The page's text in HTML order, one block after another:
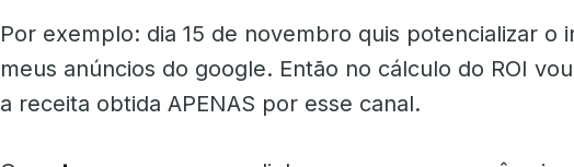
Por exemplo: dia 15 de novembro quis potencializar o
meus anúncios do google. Então no cálculo do ROI
a receita obtida APENAS por esse canal.